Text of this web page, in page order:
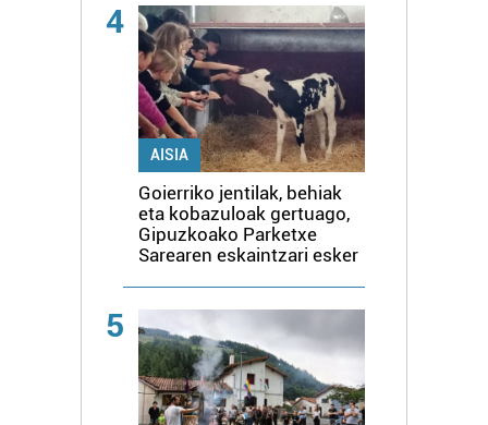
4
AISIA
Goierriko jentilak, behiak
eta kobazuloak gertuago,
Gipuzkoako Parketxe
Sarearen eskaintzari esker
5